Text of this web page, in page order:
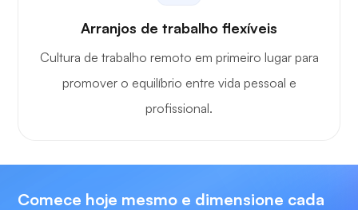
Arranjos de trabalho flexíveis
Cultura de trabalho remoto em primeiro lugar para
promover o equilíbrio entre vida pessoal e
profissional.
Comece hoje mesmo e dimensione cada